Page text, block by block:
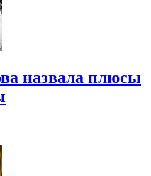
назвала плюсы